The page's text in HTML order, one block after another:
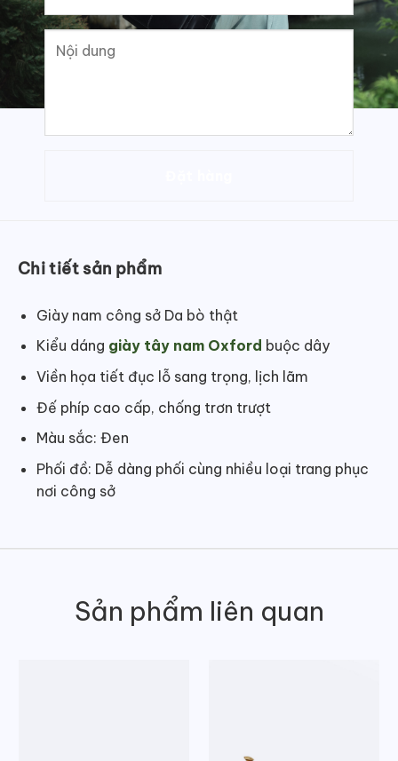
Chi tiết sản phẩm
Giày nam công sở Da bò thật
Kiểu dáng giày tây nam Oxford buộc dây
Viền họa tiết đục lỗ sang trọng, lịch lãm
Đế phíp cao cấp, chống trơn trượt
Màu sắc: Đen
Phối đồ: Dễ dàng phối cùng nhiều loại trang phục
nơi công sở
Sản phẩm liên quan